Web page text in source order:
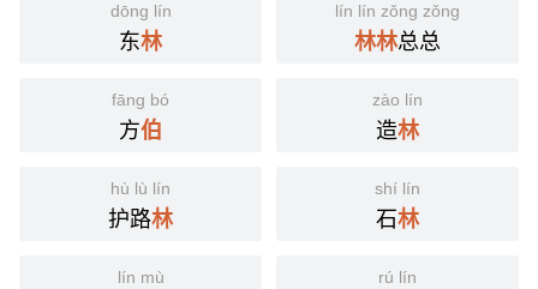
dōng lín
东林
lín lín zǒng zǒng
林林总总
fāng bó
方伯
zào lín
造林
hù lù lín
护路林
shí lín
石林
lín mù rú lín